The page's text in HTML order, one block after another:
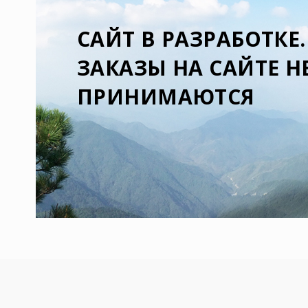
CАЙТ В РАЗРАБОТКЕ.
ЗАКАЗЫ НА САЙТЕ
ПРИНИМАЮТСЯ